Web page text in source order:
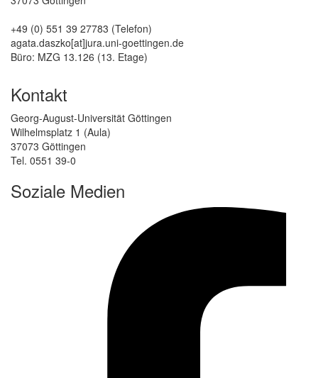
+49 (0) 551 39 27783 (Telefon)
agata.daszko[at]jura.uni-goettingen.de
Büro: MZG 13.126 (13. Etage)
Kontakt
Georg-August-Universität Göttingen
Wilhelmsplatz 1 (Aula)
37073 Göttingen
Tel. 0551 39-0
Soziale Medien